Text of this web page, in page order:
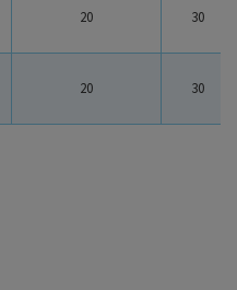
20 30
20 30